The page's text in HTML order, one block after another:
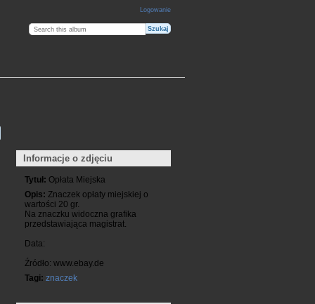
Logowanie
Informacje o zdjęciu
Tytuł: Opłata Miejska
Opis: Znaczek opłaty miejskiej o
wartości 20 gr.
Na znaczku widoczna grafika
przedstawiająca magistrat.
Data:
Źródło: www.ebay.de
Tagi: znaczek